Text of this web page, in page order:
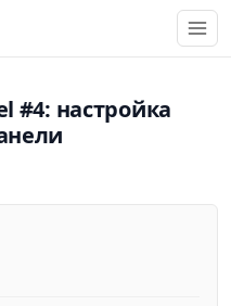
#4: настройка